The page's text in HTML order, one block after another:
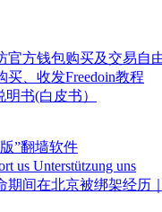
官方钱包购买及交易自
买、收发Freedoin教程
书(白皮书）
”翻墙软件
us Unterstützung uns
期间在北京被绑架经历